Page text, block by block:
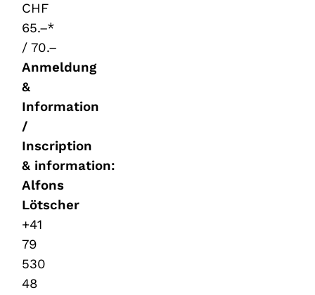
CHF
65.–*
/ 70.–
Anmeldung
&
Information
/
Inscription
& information:
Alfons
Lötscher
+41
79
530
48